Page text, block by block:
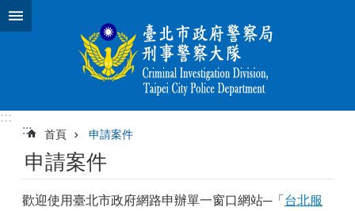
跳到主要內容區塊
:::
:::
首頁 申請案件
申請案件
歡迎使用臺北市政府網路申辦單一窗口網站─「 台北服